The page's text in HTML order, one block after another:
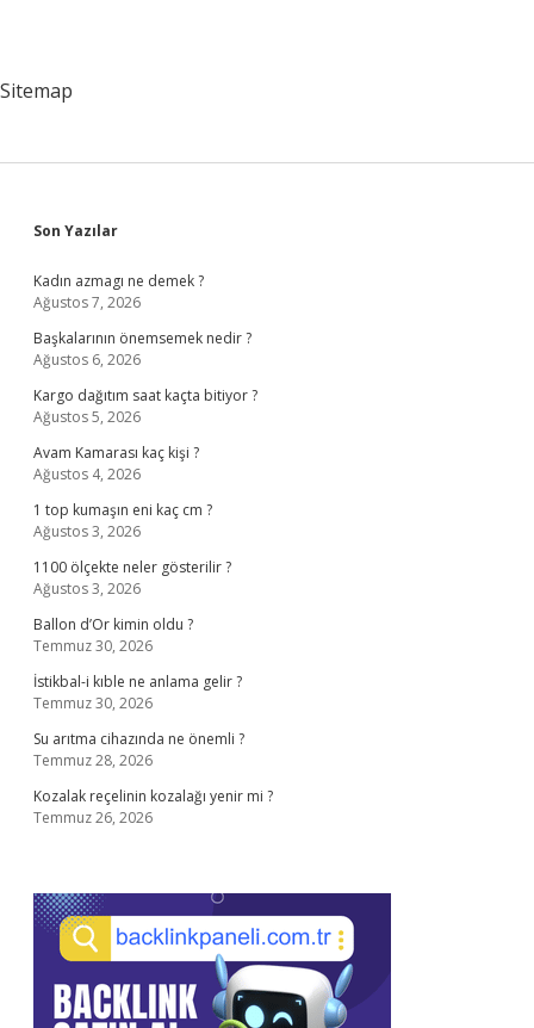
Sitemap
Sidebar
Son Yazılar
Kadın azmagı ne demek ?
Ağustos 7, 2026
Başkalarının önemsemek nedir ?
Ağustos 6, 2026
Kargo dağıtım saat kaçta bitiyor ?
Ağustos 5, 2026
Avam Kamarası kaç kişi ?
Ağustos 4, 2026
1 top kumaşın eni kaç cm ?
Ağustos 3, 2026
1100 ölçekte neler gösterilir ?
Ağustos 3, 2026
Ballon d’Or kimin oldu ?
Temmuz 30, 2026
İstikbal-i kıble ne anlama gelir ?
Temmuz 30, 2026
Su arıtma cihazında ne önemli ?
Temmuz 28, 2026
Kozalak reçelinin kozalağı yenir mi ?
Temmuz 26, 2026